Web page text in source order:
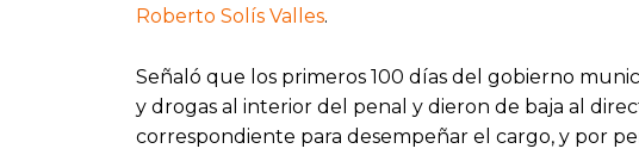
Roberto Solís Valles.
Señaló que los primeros 100 días del gobierno
y drogas al interior del penal y dieron de baja al
correspondiente para desempeñar el cargo, y por